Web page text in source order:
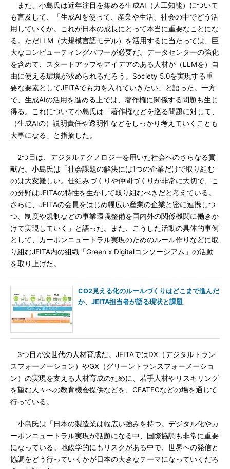
また、小島氏は近年注目を集める生成AI（人工知能）について
も言及して、「生成AIを使って、産業や生活、社会の中でどう活
用していくか。これが日本の成長にとって本当に重要なことにな
る。ただLLM（大規模言語モデル）を活用するに当たっては、巨
大なコンピューティングパワーが必要だ。データセンターの強化
を含めて、スタートアップやアイデアのある人材が（LLMを）自
由に使える環境が求められるだろう。Society 5.0を実現する重
要な要素としてJEITAでも力を入れていきたい」と語った。一方
で、生成AIの活用を進める上では、著作権に関係する問題も生じ
得る。これについて小島氏は「著作権などを巡る問題に対して、
（生成AIの）説明責任や透明性などをしっかり考えていくことも
大事になる」と指摘した。
2つ目は、デジタルテクノロジーを用いた社会へのさらなる貢
献だ。小島氏は「社会課題の解決には1つの企業だけで取り組む
のは大変難しい。仕組みづくりや仲間づくりが非常に大切で、こ
の分野はJEITAの特性を生かして取り組むべきだと考えている。
さらに、JEITAの会員をはじめ幅広い産業の企業と密に連携しつ
つ、制度や規制などの事業環境整備を国内外の関係機関に働きか
けて実現していく」と語った。また、こうした活動の具体的事例
として、カーボンニュートラル実現のためのルール作りなどに取
り組むJEITA内の組織「Green x Digitalコンソーシアム」の活動
を取り上げた。
CO2見える化のルールづくりはどこまで進んだ
か、JEITA担当者が語る現状と課題
3つ目が次世代の人材育成だ。JEITAではDX（デジタルトラン
スフォーメーション）やGX（グリーントランスフォーメーショ
ン）の実現を支える人材育成のために、若手人材やリスキリング
を望む人々への教育機会提供などを、CEATECなどの場を通じて
行っている。
小島氏は「日本の製造業は幅広い強みを持つ。デジタル化やカ
ーボンニュートラル実現が話題になる中、国際協調も非常に重要
になっている。地政学的にもリスクがある中で、世界への発信と
協調をどう行っていくかが日本の大きなテーマになっていくだろ